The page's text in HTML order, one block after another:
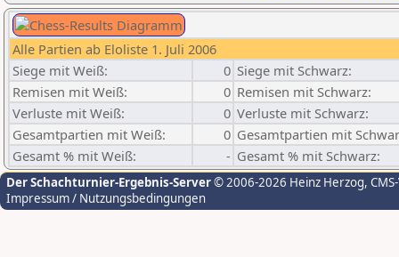
Alle Partien ab Eloliste 1. Juli 2006
Siege mit Weiß:
0 Siege mit Schwarz:
Remisen mit Weiß:
0 Remisen mit Schwarz:
Verluste mit Weiß:
0 Verluste mit Schwarz:
Gesamtpartien mit Weiß:
0 Gesamtpartien mit
Gesamt % mit Weiß:
- Gesamt % mit Schwarz:
Der Schachturnier-Ergebnis-Server© 2006-2026 Heinz Herzog,
Impressum / Nutzungsbedingungen